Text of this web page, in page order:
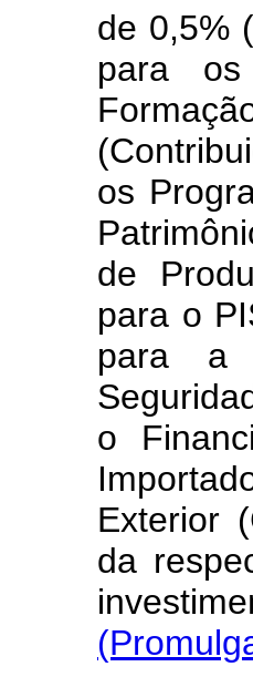
de 0,5%
para
os
de
para o
para a
o
Exterior
da